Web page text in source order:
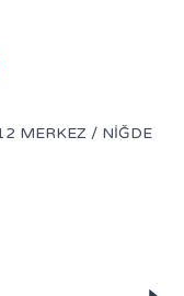
MERKEZ / NİĞDE